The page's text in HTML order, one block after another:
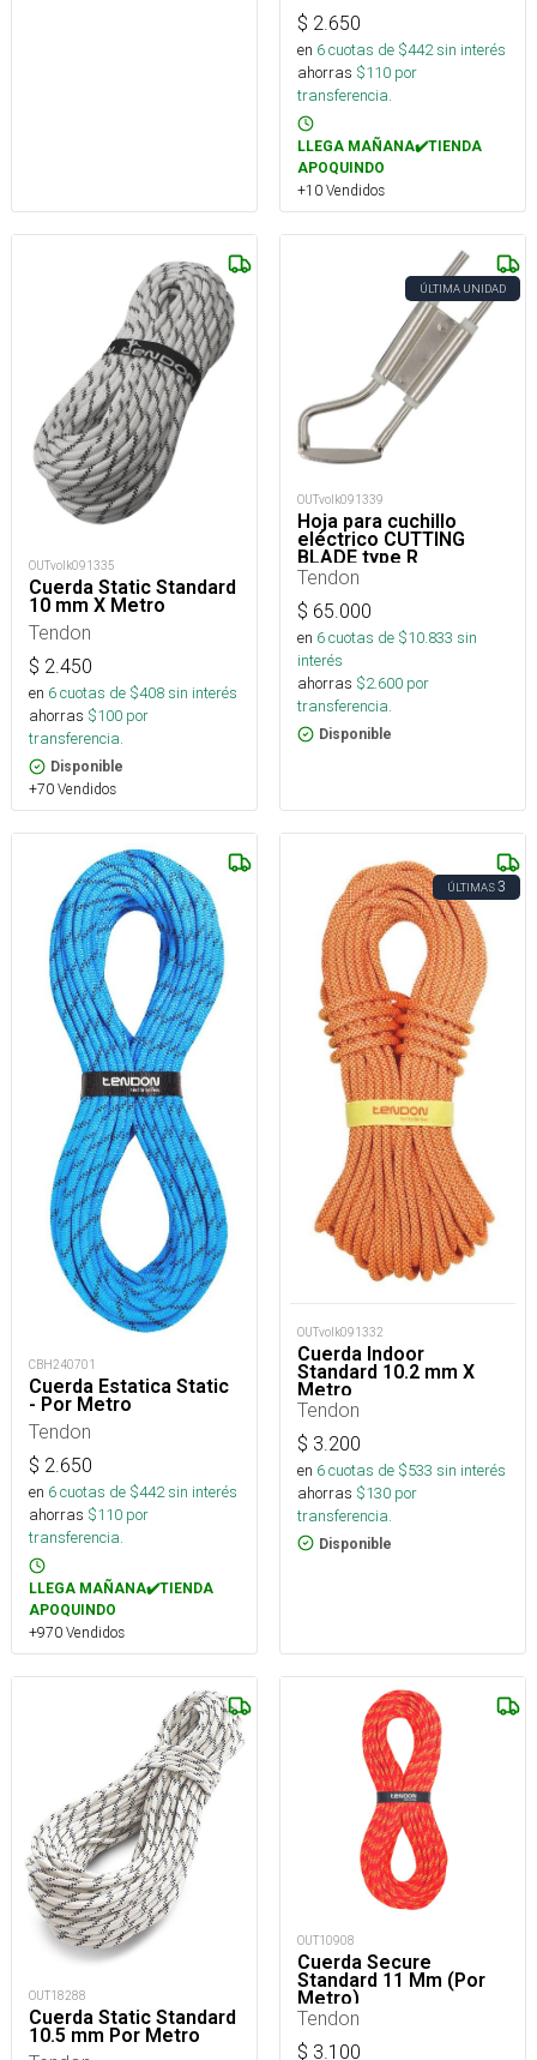
$ 2.650
en 6cuotas de $442sin interés
ahorras $110 por
transferencia.
LLEGA MAÑANA✔️TIENDA
APOQUINDO
+10 Vendidos
OUTvolk091335
Cuerda Static Standard
10 mm X Metro
Tendon
$ 2.450
en 6cuotas de $408sin interés
ahorras $100 por
transferencia.
Disponible
+70 Vendidos
ÚLTIMA UNIDAD
OUTvolk091339
Hoja para cuchillo
eléctrico CUTTING
BLADE type R
Tendon
$ 65.000
en 6cuotas de $10.833 sin
interés
ahorras $2.600 por
transferencia.
Disponible
CBH240701
Cuerda Estatica Static
- Por Metro
Tendon
$ 2.650
en 6cuotas de $442sin interés
ahorras $110 por
transferencia.
LLEGA MAÑANA✔️TIENDA
APOQUINDO
+970 Vendidos
ÚLTIMAS3
OUTvolk091332
Cuerda Indoor
Standard 10.2 mm X
Metro
Tendon
$ 3.200
en 6cuotas de $533 sin interés
ahorras $130 por
transferencia.
Disponible
OUT18288
Cuerda Static Standard
10.5 mm Por Metro
OUT10908
Cuerda Secure
Standard 11 Mm (Por
Metro)
Tendon
$ 3.100